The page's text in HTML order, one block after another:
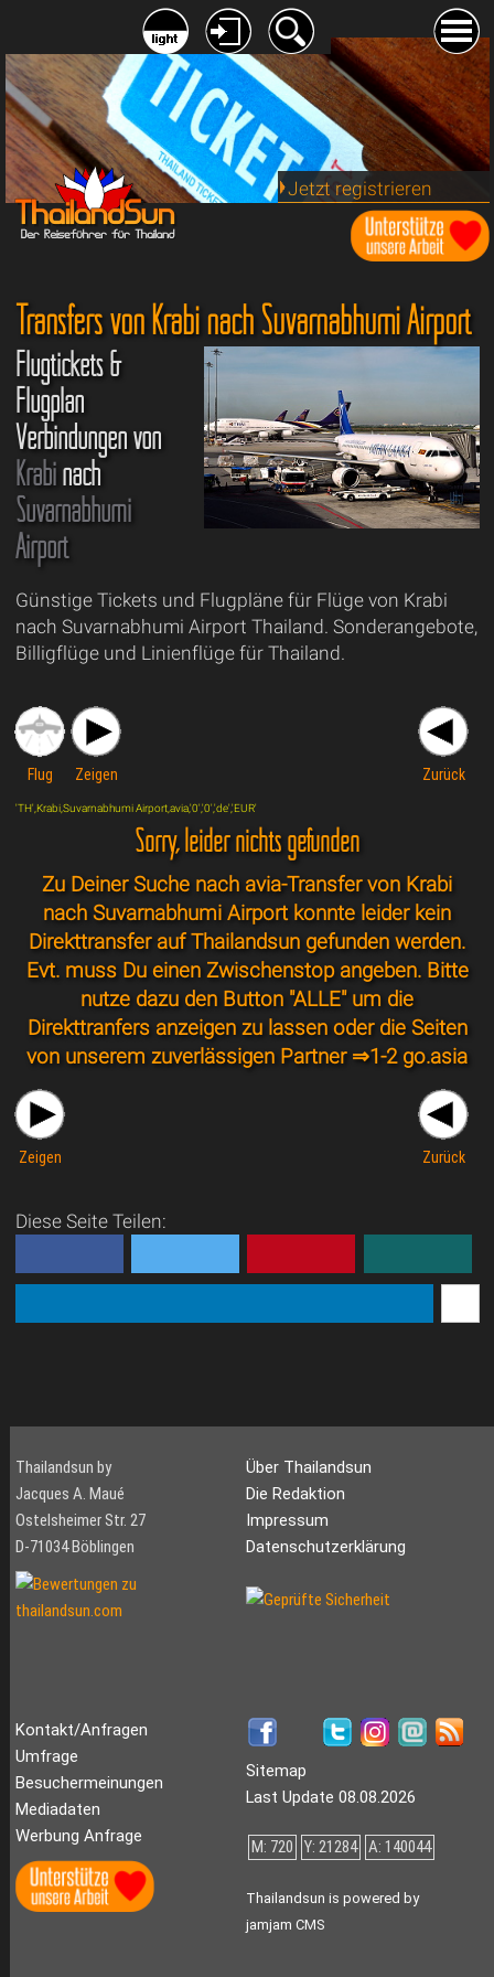
Jetzt registrieren
Transfers von Krabi nach Suvarnabhumi Airport
Flugtickets &
Flugplan
Verbindungen von
Krabinach
Suvarnabhumi
Airport
Günstige Tickets und Flugpläne für Flüge von Krabi
nach Suvarnabhumi Airport Thailand. Sonderangebote,
Billigflüge und Linienflüge für Thailand.
Flug Zeigen Zurück
'TH',Krabi,Suvarnabhumi Airport,avia,'0','0','de','EUR'
Sorry, leider nichts gefunden
Zu Deiner Suche nach avia-Transfer von Krabi
nach Suvarnabhumi Airport konnte leider kein
Direkttransfer auf Thailandsun gefunden werden.
Evt. muss Du einen Zwischenstop angeben. Bitte
nutze dazu den Button "ALLE" um die
Direkttranfers anzeigen zu lassen oder die Seiten
von unserem zuverlässigen Partner ⇒1-2 go.asia
Zeigen Zurück
Diese Seite Teilen:
Thailandsun by
Jacques A. Maué
Ostelsheimer Str. 27
D-71034 Böblingen
Über Thailandsun
Die Redaktion
Impressum
Datenschutzerklärung
Kontakt/Anfragen
Umfrage
Besuchermeinungen
Mediadaten
Werbung Anfrage
Sitemap
Last Update 08.08.2026
M: 720 Y: 21284 A: 140044
Thailandsun is powered by
jamjam CMS